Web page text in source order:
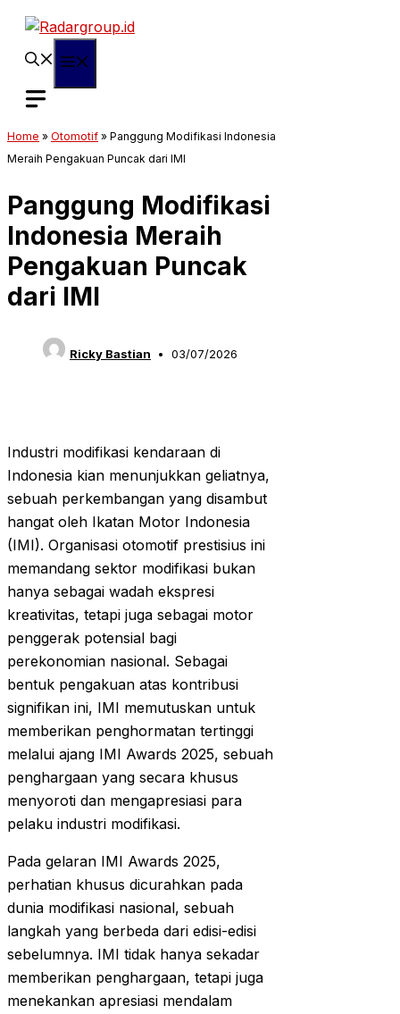
Langsung
Home » Otomotif » Panggung Modifikasi Indonesia
Meraih Pengakuan Puncak dari IMI
Panggung Modifikasi
Indonesia Meraih
Pengakuan Puncak
dari IMI
Ricky Bastian 03/07/2026
Industri modifikasi kendaraan di
Indonesia kian menunjukkan geliatnya,
sebuah perkembangan yang disambut
hangat oleh Ikatan Motor Indonesia
(IMI). Organisasi otomotif prestisius ini
memandang sektor modifikasi bukan
hanya sebagai wadah ekspresi
kreativitas, tetapi juga sebagai motor
penggerak potensial bagi
perekonomian nasional. Sebagai
bentuk pengakuan atas kontribusi
signifikan ini, IMI memutuskan untuk
memberikan penghormatan tertinggi
melalui ajang IMI Awards 2025, sebuah
penghargaan yang secara khusus
menyoroti dan mengapresiasi para
pelaku industri modifikasi.
Pada gelaran IMI Awards 2025,
perhatian khusus dicurahkan pada
dunia modifikasi nasional, sebuah
langkah yang berbeda dari edisi-edisi
sebelumnya. IMI tidak hanya sekadar
memberikan penghargaan, tetapi juga
menekankan apresiasi mendalam